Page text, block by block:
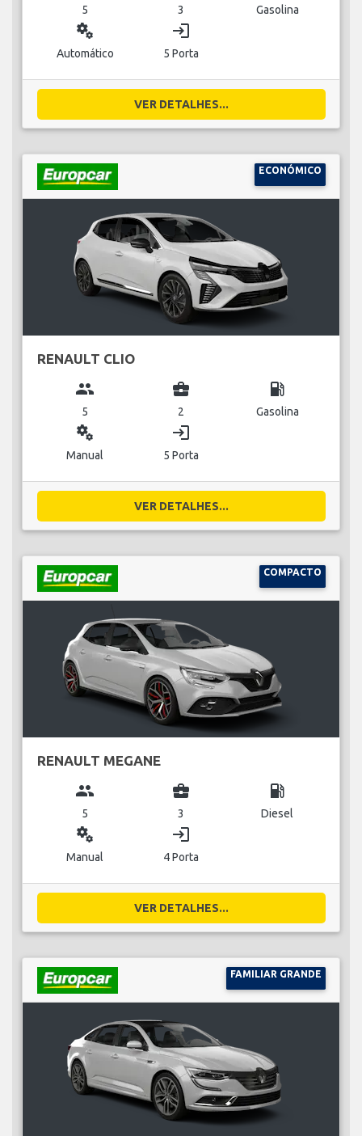
5 3 Gasolina
miscellaneous_services
Automático
login
5 Porta
VER DETALHES...
ECONÓMICO
RENAULT CLIO
group
5
business_center
2
local_gas_station
Gasolina
miscellaneous_services
Manual
login
5 Porta
VER DETALHES...
COMPACTO
RENAULT MEGANE
group
5
business_center
3
local_gas_station
Diesel
miscellaneous_services
Manual
login
4 Porta
VER DETALHES...
FAMILIAR GRANDE